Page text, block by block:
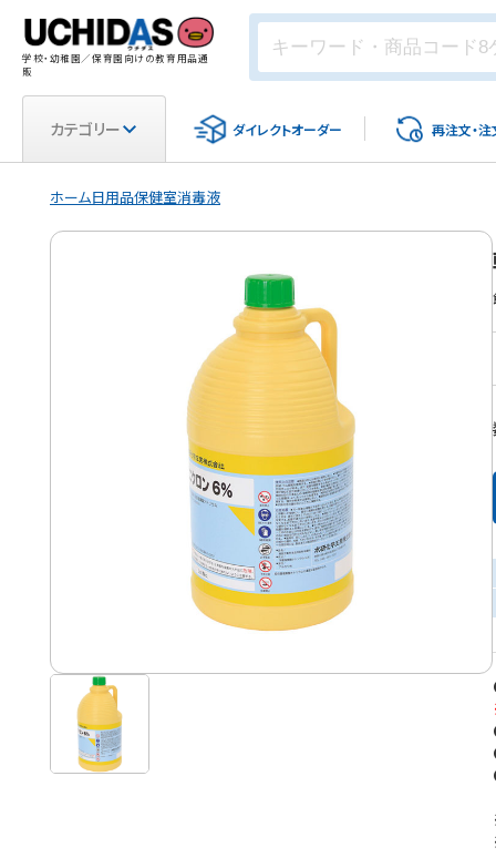
学校・幼稚園／保育園向けの教育用品通
販
カテゴリー ダイレクトオーダー 再注文・注
ホーム日用品保健室消毒液